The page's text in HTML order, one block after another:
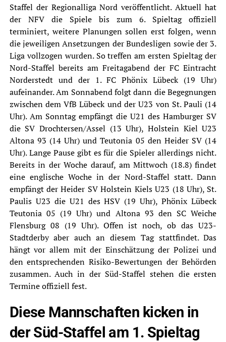
Staffel der Regionalliga Nord veröffentlicht. Aktuell hat
der NFVdie Spiele bis zum 6. Spieltag offiziell
terminiert, weitere Planungen sollen erst folgen, wenn
die jeweiligen Ansetzungen der Bundesligen sowie der 3.
Liga vollzogen wurden. So treffen am ersten Spieltag der
Nord-Staffel bereits am Freitagabend der FC Eintracht
Norderstedt und der 1. FC Phönix Lübeck (19 Uhr)
aufeinander. Am Sonnabend folgt dann die Begegnungen
zwischen dem VfB Lübeck und der U23 von St. Pauli (14
Uhr). Am Sonntag empfängt die U21 des Hamburger SV
die SV Drochtersen/Assel (13 Uhr), Holstein Kiel U23
Altona 93 (14 Uhr) und Teutonia 05 den Heider SV (14
Uhr). Lange Pause gibt es für die Spieler allerdings nicht.
Bereits in der Woche darauf, am Mittwoch (18.8) findet
eine englische Woche in der Nord-Staffel statt. Dann
empfängt der Heider SV Holstein Kiels U23 (18 Uhr), St.
Paulis U23 die U21 des HSV (19 Uhr), Phönix Lübeck
Teutonia 05 (19 Uhr) und Altona 93 den SC Weiche
Flensburg 08 (19 Uhr). Offen ist noch, ob das U23-
Stadtderby aber auch an diesem Tag stattfindet. Das
hängt vor allem mit der Einschätzung der Polizei und
den entsprechenden Risiko-Bewertungen der Behörden
zusammen. Auch in der Süd-Staffel stehen die ersten
Termine offiziell fest.
Diese Mannschaften kicken in
der Süd-Staffel am 1. Spieltag